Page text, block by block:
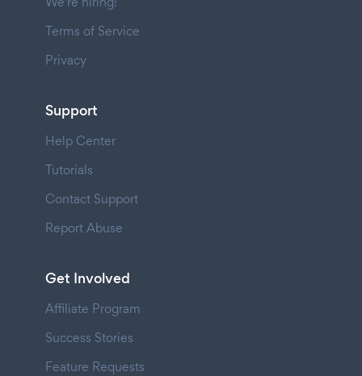
Terms of Service
Privacy
Support
Help Center
Tutorials
Contact Support
Report Abuse
Get Involved
Affiliate Program
Success Stories
Feature Requests